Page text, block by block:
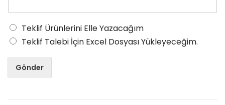
Teklif Ürünlerini Elle Yazacağım
Teklif Talebi İçin Excel Dosyası Yükleyeceğim.
Gönder